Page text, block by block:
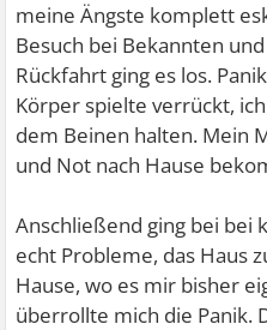
meine Ängste komplett
Besuch bei Bekannten
Rückfahrt ging es los.
Körper spielte verrückt,
dem Beinen halten. Mein
und Not nach Hause
Anschließend ging bei bei
echt Probleme, das Haus
Hause, wo es mir bisher
überrollte mich die Panik.